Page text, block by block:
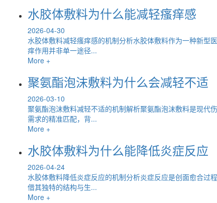
水胶体敷料为什么能减轻瘙痒感
2026-04-30
水胶体敷料减轻瘙痒感的机制分析水胶体敷料作为一种新型
痒作用并非单一途径...
More +
聚氨酯泡沫敷料为什么会减轻不适
2026-03-10
聚氨酯泡沫敷料减轻不适的机制解析聚氨酯泡沫敷料是现代
需求的精准匹配，背...
More +
水胶体敷料为什么能降低炎症反应
2026-04-24
水胶体敷料降低炎症反应的机制分析炎症反应是创面愈合过
借其独特的结构与生...
More +